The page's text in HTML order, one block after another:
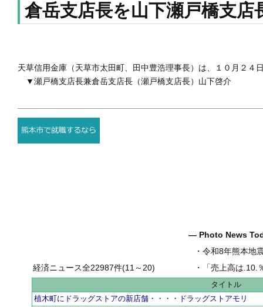
倉岳支店長を山下瀬戸橋支
天草信用金庫（天草市太田町、田中豊浩理事長）は、１０月２
▼瀬戸橋支店長兼倉岳支店長（瀬戸橋支店長）山下啓介
― Photo News
・令和8年熊本地
・
「売上高は.10.％増の
経済ニュース全22987件(11～20)
タイトル
植木町にドラッグストアの新店舗・・・・ドラッグストアモリ